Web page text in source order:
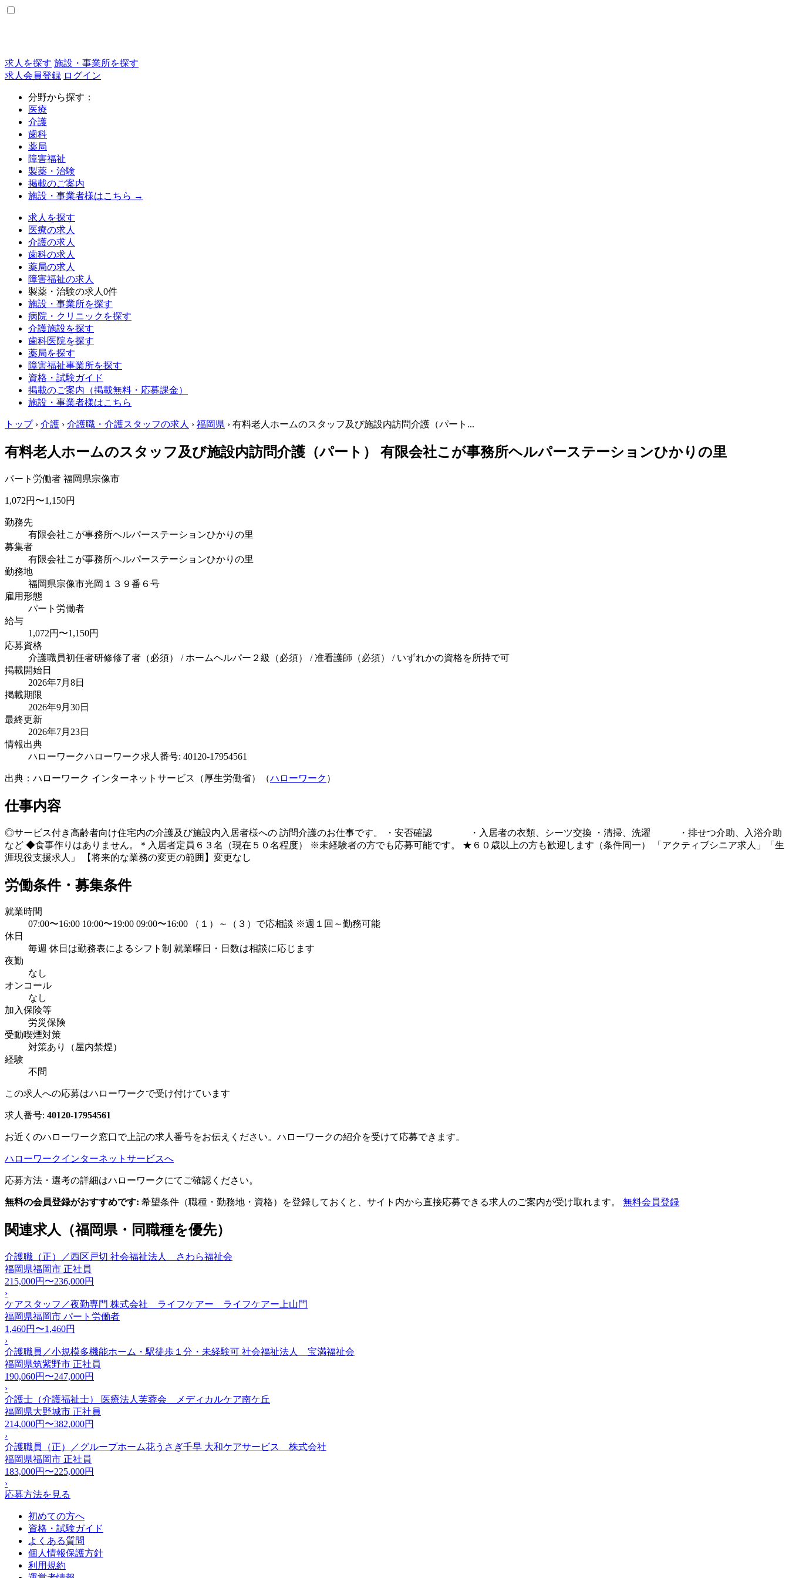
求人を探す 施設・事業所を探す
求人会員登録 ログイン
分野から探す：
医療
介護
歯科
薬局
障害福祉
製薬・治験
掲載のご案内
施設・事業者様はこちら →
求人を探す
医療の求人
介護の求人
歯科の求人
薬局の求人
障害福祉の求人
製薬・治験の求人 0件
施設・事業所を探す
病院・クリニックを探す
介護施設を探す
歯科医院を探す
薬局を探す
障害福祉事業所を探す
資格・試験ガイド
掲載のご案内（掲載無料・応募課金）
施設・事業者様はこちら
トップ › 介護 › 介護職・介護スタッフの求人 › 福岡県 › 有料老人ホームのスタッフ及び施設内訪問介護（パート...
有料老人ホームのスタッフ及び施設内訪問介護（パート） 有限会社こが事務所ヘルパーステーションひかりの里
パート労働者 福岡県宗像市
1,072円〜1,150円
勤務先
有限会社こが事務所ヘルパーステーションひかりの里
募集者
有限会社こが事務所ヘルパーステーションひかりの里
勤務地
福岡県宗像市光岡１３９番６号
雇用形態
パート労働者
給与
1,072円〜1,150円
応募資格
介護職員初任者研修修了者（必須） / ホームヘルパー２級（必須） / 准看護師（必須） / いずれかの資格を所持で可
掲載開始日
2026年7月8日
掲載期限
2026年9月30日
最終更新
2026年7月23日
情報出典
ハローワークハローワーク求人番号: 40120-17954561
出典：ハローワーク インターネットサービス（厚生労働省）（ハローワーク ）
仕事内容
◎サービス付き高齢者向け住宅内の介護及び施設内入居者様への 訪問介護のお仕事です。 ・安否確認 ・入居者の衣類、シーツ交換 ・清掃、洗濯 ・排せつ介助、入浴介助
など ◆食事作りはありません。＊入居者定員６３名（現在５０名程度） ※未経験者の方でも応募可能です。 ★６０歳以上の方も歓迎します（条件同一） 「アクティブシニア求人」「生
涯現役支援求人」 【将来的な業務の変更の範囲】変更なし
労働条件・募集条件
就業時間
07:00〜16:00 10:00〜19:00 09:00〜16:00 （１）～（３）で応相談 ※週１回～勤務可能
休日
毎週 休日は勤務表によるシフト制 就業曜日・日数は相談に応じます
夜勤
なし
オンコール
なし
加入保険等
労災保険
受動喫煙対策
対策あり（屋内禁煙）
経験
不問
この求人への応募はハローワークで受け付けています
求人番号: 40120-17954561
お近くのハローワーク窓口で上記の求人番号をお伝えください。ハローワークの紹介を受けて応募できます。
ハローワークインターネットサービスへ
応募方法・選考の詳細はハローワークにてご確認ください。
無料の会員登録がおすすめです: 希望条件（職種・勤務地・資格）を登録しておくと、サイト内から直接応募できる求人のご案内が受け取れます。 無料会員登録
関連求人（福岡県・同職種を優先）
介護職（正）／西区戸切 社会福祉法人 さわら福祉会
福岡県福岡市 正社員
215,000円〜236,000円
›
ケアスタッフ／夜勤専門 株式会社 ライフケアー ライフケアー上山門
福岡県福岡市 パート労働者
1,460円〜1,460円
›
介護職員／小規模多機能ホーム・駅徒歩１分・未経験可 社会福祉法人 宝満福祉会
福岡県筑紫野市 正社員
190,060円〜247,000円
›
介護士（介護福祉士） 医療法人芙蓉会 メディカルケア南ケ丘
福岡県大野城市 正社員
214,000円〜382,000円
›
介護職員（正）／グループホーム花うさぎ千早 大和ケアサービス 株式会社
福岡県福岡市 正社員
183,000円〜225,000円
›
応募方法を見る
初めての方へ
資格・試験ガイド
よくある質問
個人情報保護方針
利用規約